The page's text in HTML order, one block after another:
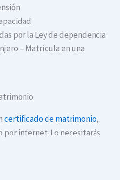
por la Ley de dependencia
– Matrícula en una
certificado de matrimonio,
internet. Lo necesitarás